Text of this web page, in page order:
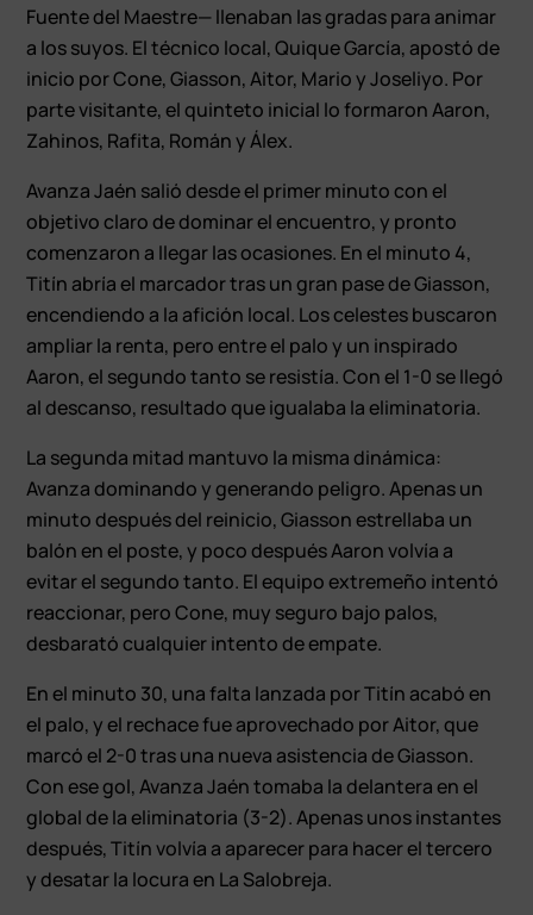
Fuente del Maestre— llenaban las gradas para animar
a los suyos. El técnico local, Quique García, apostó de
inicio por Cone, Giasson, Aitor, Mario y Joseliyo. Por
parte visitante, el quinteto inicial lo formaron Aaron,
Zahinos, Rafita, Román y Álex.
Avanza Jaén salió desde el primer minuto con el
objetivo claro de dominar el encuentro, y pronto
comenzaron a llegar las ocasiones. En el minuto 4,
Titín abría el marcador tras un gran pase de Giasson,
encendiendo a la afición local. Los celestes buscaron
ampliar la renta, pero entre el palo y un inspirado
Aaron, el segundo tanto se resistía. Con el 1-0 se llegó
al descanso, resultado que igualaba la eliminatoria.
La segunda mitad mantuvo la misma dinámica:
Avanza dominando y generando peligro. Apenas un
minuto después del reinicio, Giasson estrellaba un
balón en el poste, y poco después Aaron volvía a
evitar el segundo tanto. El equipo extremeño intentó
reaccionar, pero Cone, muy seguro bajo palos,
desbarató cualquier intento de empate.
En el minuto 30, una falta lanzada por Titín acabó en
el palo, y el rechace fue aprovechado por Aitor, que
marcó el 2-0 tras una nueva asistencia de Giasson.
Con ese gol, Avanza Jaén tomaba la delantera en el
global de la eliminatoria (3-2). Apenas unos instantes
después, Titín volvía a aparecer para hacer el tercero
y desatar la locura en La Salobreja.